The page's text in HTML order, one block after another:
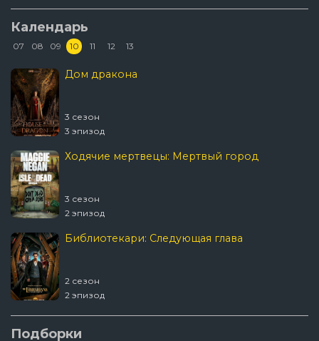
Календарь
07 08 09 10 11 12 13
Дом дракона
3 сезон
3 эпизод
Ходячие мертвецы: Мертвый город
3 сезон
2 эпизод
Библиотекари: Следующая глава
2 сезон
2 эпизод
Оливером
Подборки